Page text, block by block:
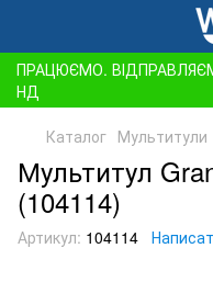
ПРАЦЮЄМО.
НД
Каталог Мультитули
Мультитул
(104114)
Артикул: 104114